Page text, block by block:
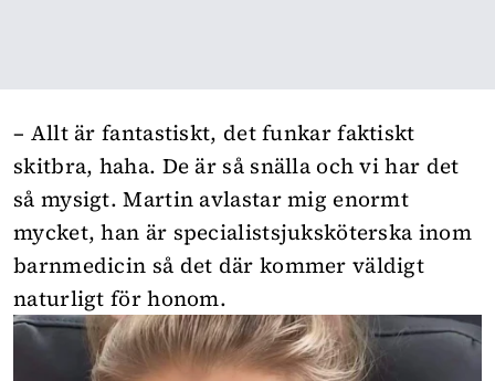
– Allt är fantastiskt, det funkar faktiskt
skitbra, haha. De är så snälla och vi har det
så mysigt. Martin avlastar mig enormt
mycket, han är specialistsjuksköterska inom
barnmedicin så det där kommer väldigt
naturligt för honom.